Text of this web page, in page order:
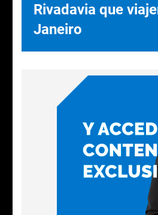
Rivadavia que
Janeiro